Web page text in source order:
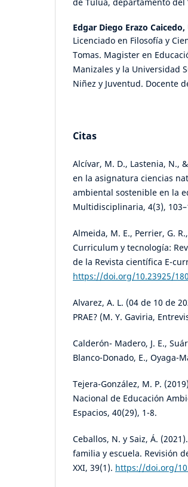
de Tuluá, departamento del
Edgar Diego Erazo Caicedo,
Licenciado en Filosofía y
Tomas. Magister en
Manizales y la Universidad
Niñez y Juventud. Docente
Citas
Alcívar, M. D., Lastenia, N.,
en la asignatura ciencias
ambiental sostenible en la
Multidisciplinaria, 4(3),
Almeida, M. E., Perrier, G.
Curriculum y tecnología:
de la Revista científica E-
https://doi.org/10.23925/
Alvarez, A. L. (04 de 10 de
PRAE? (M. Y. Gaviria,
Calderón- Madero, J. E.,
Blanco-Donado, E., Oyaga-
Tejera-González, M. P.
Nacional de Educación
Espacios, 40(29), 1-8.
Ceballos, N. y Saiz, Á.
familia y escuela. Revisión
XXI, 39(1). https://doi.org/